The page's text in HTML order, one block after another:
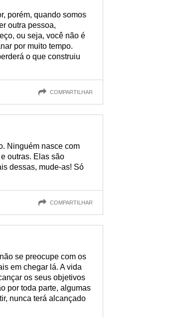
porém, quando somos
outra pessoa,
ou seja, você não é
por muito tempo.
o que construiu
COMPARTILHAR
Ninguém nasce com
outras. Elas são
dessas, mude-as! Só
COMPARTILHAR
se preocupe com os
em chegar lá. A vida
os seus objetivos
por toda parte, algumas
nunca terá alcançado